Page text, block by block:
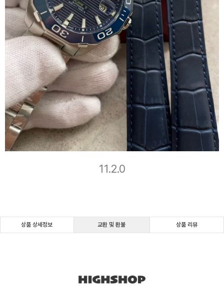
11.2.0
상품 상세정보 교환 및 환불 상품 리뷰